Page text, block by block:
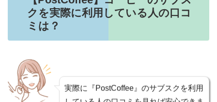
クを実際に利用している人の口コ
ミは？
実際に『PostCoffee』のサブスクを利用
している人の口コミを見れば安心できま